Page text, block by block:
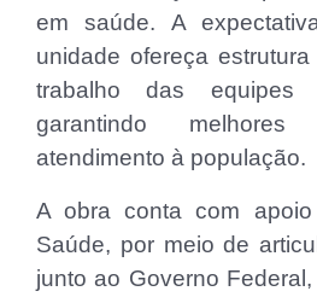
em saúde. A
unidade ofereça
trabalho das equipes
garantindo
atendimento à população.
A obra conta com
Saúde, por meio de
junto ao Governo